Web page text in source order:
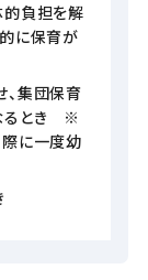
的負担を解
に保育が
集団保育
るとき ※
に一度幼